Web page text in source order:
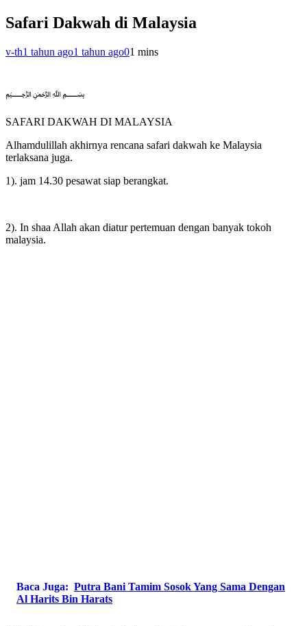
Safari Dakwah di Malaysia
v-th1 tahun ago1 tahun ago01 mins
﷽
SAFARI DAKWAH DI MALAYSIA
Alhamdulillah akhirnya rencana safari dakwah ke Malaysia
terlaksana juga.
1). jam 14.30 pesawat siap berangkat.
2). In shaa Allah akan diatur pertemuan dengan banyak tokoh
malaysia.
Baca Juga: Putra Bani Tamim Sosok Yang Sama Dengan
Al Harits Bin Harats